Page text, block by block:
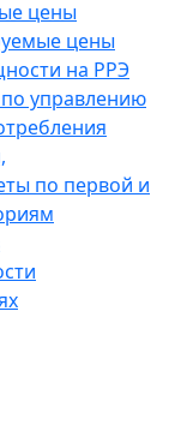
цены
цены
на РРЭ
по управлению
по первой и